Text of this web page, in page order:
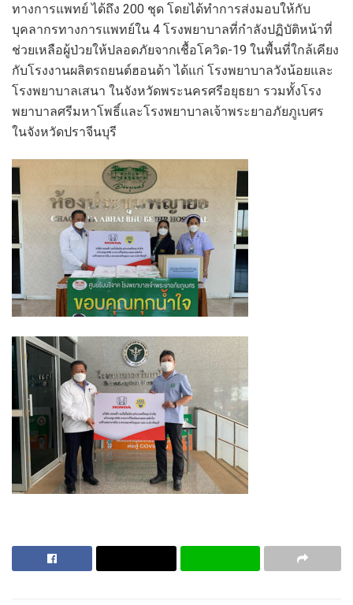
ทางการแพทย์ ได้ถึง 200 ชุด โดยได้ทำการส่งมอบให้กับ
บุคลากรทางการแพทย์ใน 4 โรงพยาบาลที่กำลังปฏิบัติหน้าที่
ช่วยเหลือผู้ป่วยให้ปลอดภัยจากเชื้อโควิด-19 ในพื้นที่ใกล้เคียง
กับโรงงานผลิตรถยนต์ฮอนด้า ได้แก่ โรงพยาบาลวังน้อยและ
โรงพยาบาลเสนา ในจังหวัดพระนครศรีอยุธยา รวมทั้งโรง
พยาบาลศรีมหาโพธิ์และโรงพยาบาลเจ้าพระยาอภัยภูเบศร
ในจังหวัดปราจีนบุรี